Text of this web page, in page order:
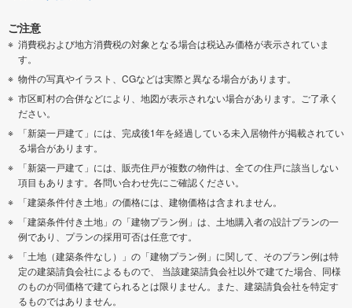
ご注意
消費税および地方消費税の対象となる場合は税込み価格が表示されていま
す。
物件の写真やイラスト、CGなどは実際と異なる場合があります。
市区町村の合併などにより、地図が表示されない場合があります。ご了承く
ださい。
「新築一戸建て」には、完成後1年を経過している未入居物件が掲載されてい
る場合があります。
「新築一戸建て」には、販売住戸が複数の物件は、全ての住戸に該当しない
項目もあります。各問い合わせ先にご確認ください。
「建築条件付き土地」の価格には、建物価格は含まれません。
「建築条件付き土地」の「建物プラン例」は、土地購入者の設計プランの一
例であり、プランの採用可否は任意です。
「土地（建築条件なし）」の「建物プラン例」に関して、そのプラン例は特
定の建築請負会社によるもので、 当該建築請負会社以外で建てた場合、同様
のものが同価格で建てられるとは限りません。また、建築請負会社を特定す
るものではありません。